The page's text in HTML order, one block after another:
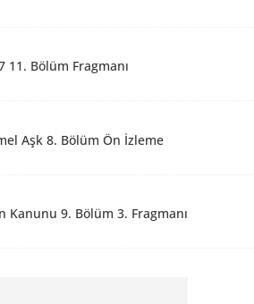
11. Bölüm Fragmanı
Aşk 8. Bölüm Ön İzleme
Kanunu 9. Bölüm 3. Fragmanı